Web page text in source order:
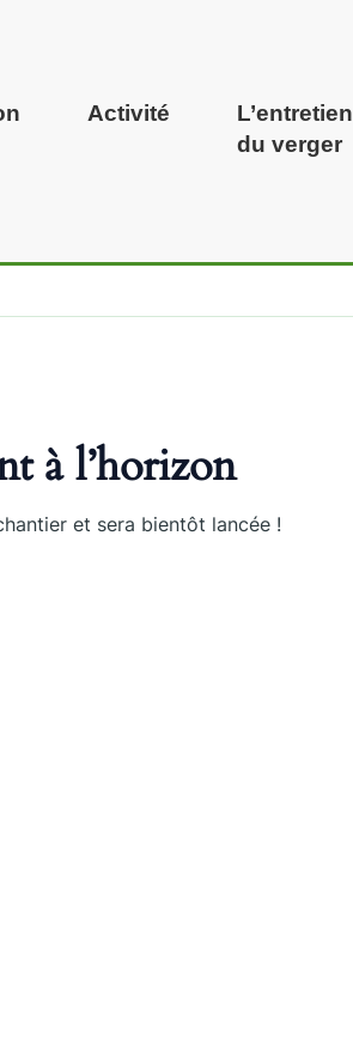
Activité
L’entretien
du verger
à l’horizon
et sera bientôt lancée !